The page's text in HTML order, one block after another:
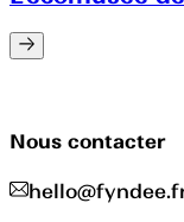
Nous contacter